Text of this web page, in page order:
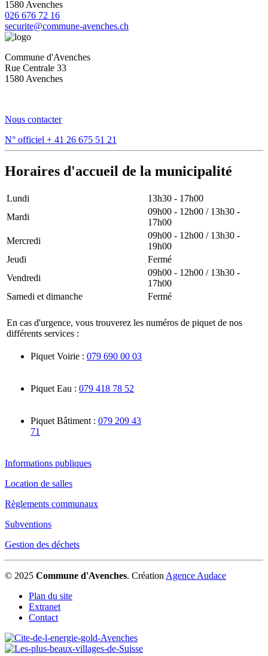
1580 Avenches
026 676 72 16
securite@commune-avenches.ch
Commune d'Avenches
Rue Centrale 33
1580 Avenches
Nous contacter
N° officiel + 41 26 675 51 21
Horaires d'accueil de la municipalité
Lundi
13h30 - 17h00
Mardi
09h00 - 12h00 / 13h30 -
17h00
Mercredi
09h00 - 12h00 / 13h30 -
19h00
Jeudi
Fermé
Vendredi
09h00 - 12h00 / 13h30 -
17h00
Samedi et dimanche
Fermé
En cas d'urgence, vous trouverez les numéros de piquet de nos
différents services :
Piquet Voirie : 079 690 00 03
Piquet Eau : 079 418 78 52
Piquet Bâtiment : 079 209 43
71
Informations publiques
Location de salles
Règlements communaux
Subventions
Gestion des déchets
© 2025 Commune d'Avenches. Création Agence Audace
Plan du site
Extranet
Contact